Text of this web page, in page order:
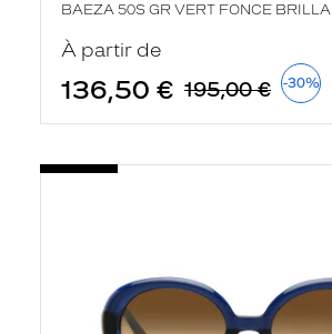
BAEZA 50S GR VERT FONCE BRILLA
À partir de
136,50 € 195,00 € -30%